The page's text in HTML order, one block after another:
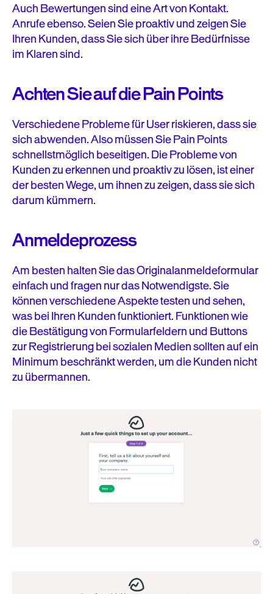
Auch Bewertungen sind eine Art von Kontakt.
Anrufe ebenso. Seien Sie proaktiv und zeigen Sie
Ihren Kunden, dass Sie sich über ihre Bedürfnisse
im Klaren sind.
Achten Sie auf die Pain Points
Verschiedene Probleme für User riskieren, dass sie
sich abwenden. Also müssen Sie Pain Points
schnellstmöglich beseitigen. Die Probleme von
Kunden zu erkennen und proaktiv zu lösen, ist einer
der besten Wege, um ihnen zu zeigen, dass sie sich
darum kümmern.
Anmeldeprozess
Am besten halten Sie das Originalanmeldeformular
einfach und fragen nur das Notwendigste. Sie
können verschiedene Aspekte testen und sehen,
was bei Ihren Kunden funktioniert. Funktionen wie
die Bestätigung von Formularfeldern und Buttons
zur Registrierung bei sozialen Medien sollten auf ein
Minimum beschränkt werden, um die Kunden nicht
zu übermannen.